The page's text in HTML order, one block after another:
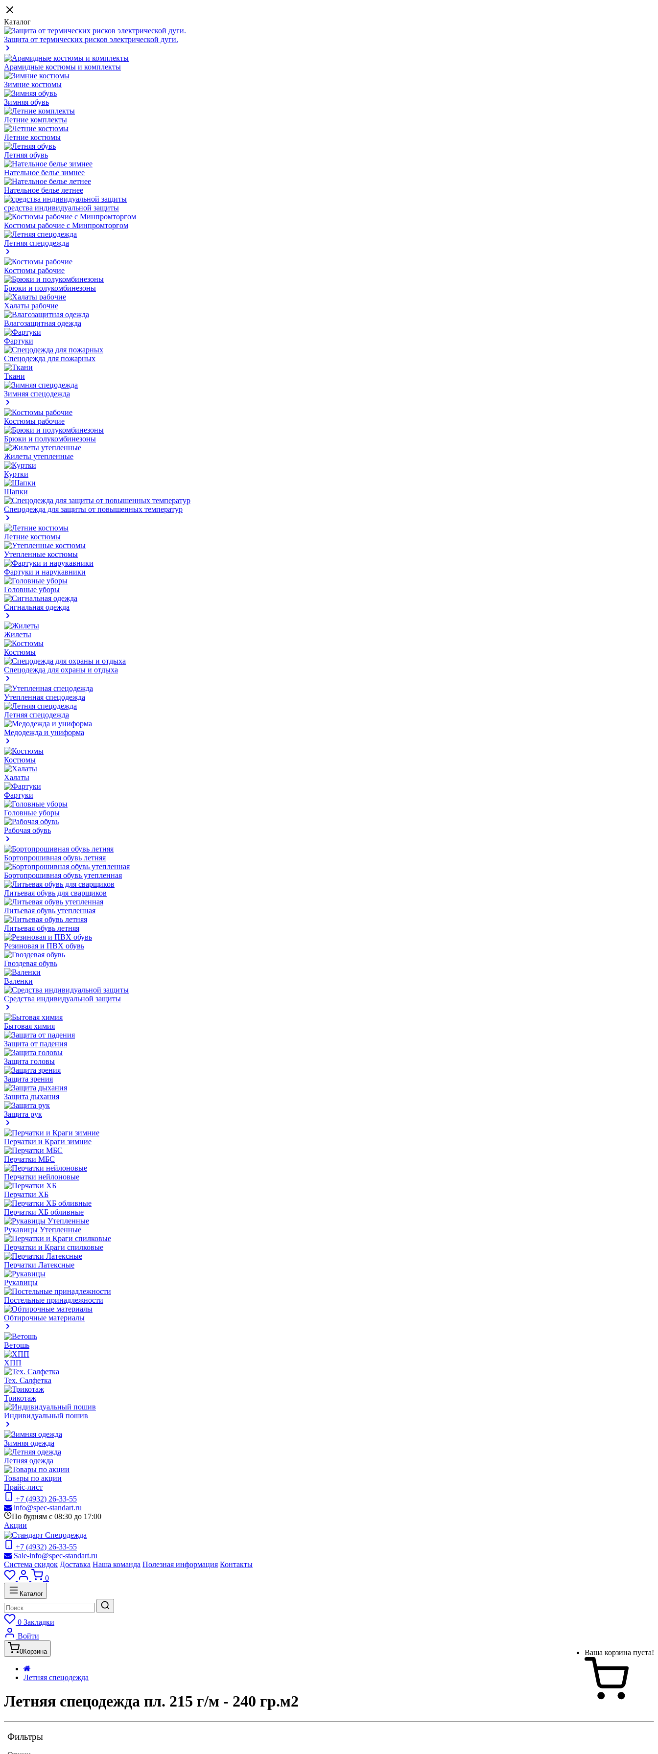
Каталог
Защита от термических рисков электрической дуги.
Арамидные костюмы и комплекты
Зимние костюмы
Зимняя обувь
Летние комплекты
Летние костюмы
Летняя обувь
Нательное белье зимнее
Нательное белье летнее
средства индивидуальной защиты
Костюмы рабочие с Минпромторгом
Летняя спецодежда
Костюмы рабочие
Брюки и полукомбинезоны
Халаты рабочие
Влагозащитная одежда
Фартуки
Спецодежда для пожарных
Ткани
Зимняя спецодежда
Костюмы рабочие
Брюки и полукомбинезоны
Жилеты утепленные
Куртки
Шапки
Спецодежда для защиты от повышенных температур
Летние костюмы
Утепленные костюмы
Фартуки и нарукавники
Головные уборы
Сигнальная одежда
Жилеты
Костюмы
Спецодежда для охраны и отдыха
Утепленная спецодежда
Летняя спецодежда
Медодежда и униформа
Костюмы
Халаты
Фартуки
Головные уборы
Рабочая обувь
Бортопрошивная обувь летняя
Бортопрошивная обувь утепленная
Литьевая обувь для сварщиков
Литьевая обувь утепленная
Литьевая обувь летняя
Резиновая и ПВХ обувь
Гвоздевая обувь
Валенки
Средства индивидуальной защиты
Бытовая химия
Защита от падения
Защита головы
Защита зрения
Защита дыхания
Защита рук
Перчатки и Краги зимние
Перчатки МБС
Перчатки нейлоновые
Перчатки ХБ
Перчатки ХБ обливные
Рукавицы Утепленные
Перчатки и Краги спилковые
Перчатки Латексные
Рукавицы
Постельные принадлежности
Обтирочные материалы
Ветошь
ХПП
Тех. Салфетка
Трикотаж
Индивидуальный пошив
Зимняя одежда
Летняя одежда
Товары по акции
Прайс-лист
+7 (4932) 26-33-55
info@spec-standart.ru
По будням с 08:30 до 17:00
Акции
+7 (4932) 26-33-55
Sale-info@spec-standart.ru
Система скидок Доставка Наша команда Полезная информация Контакты
0
Каталог
0 Закладки
Войти
0Корзина Ваша корзина пуста!
Летняя спецодежда
Летняя спецодежда пл. 215 г/м - 240 гр.м2
Фильтры